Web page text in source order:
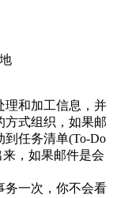
理和加工信息，并
方式组织，如果邮
任务清单(To-Do
，如果邮件是会
。
务一次，你不会看